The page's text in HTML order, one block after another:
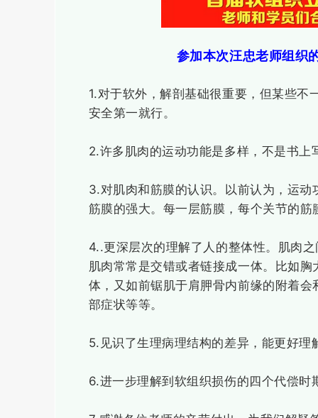
参加本次汪忠老师组织
1.对于软外，解剖基础很重要，但某些
安全第一就行。
2.许多肌肉的运动功能是多样，不是书上
3.对肌肉和筋膜的认识。以前认为，运
筋膜的强大。每一层筋膜，每个关节的
4..更深层次的理解了人的整体性。肌肉
肌肉常常是交错或者链接成一体。比如
体，又如前锯肌于肩胛骨内前缘的附着
部症状等等。
5.见识了生理病理结构的差异，能更好
6.进一步理解到软组织损伤的四个代偿时